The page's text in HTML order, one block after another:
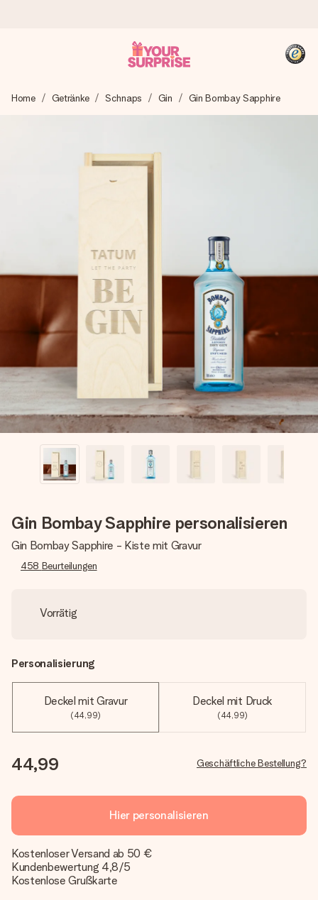
Wir bereiten dein Geschenk sorgfältig vor und schicken es
blitzschnell – damit du es genau zum richtigen Zeitpunkt
+49 39292 929695
Montag - Freitag : 8:30 - 17:00 Uhr
Samstag - Sonntag : 8:30 - 13:00 Uhr
Home Getränke Schnaps Gin Gin Bombay Sapphire
Gin Bombay Sapphire personalisieren
Gin Bombay Sapphire - Kiste mit Gravur
458 Beurteilungen
Vorrätig
Personalisierung
Deckel mit Gravur
(44,99)
Deckel mit Druck
(44,99)
44,99 Geschäftliche Bestellung?
Hier personalisieren
Kostenloser Versand ab 50 €
Kundenbewertung 4,8/5
Kostenlose Grußkarte